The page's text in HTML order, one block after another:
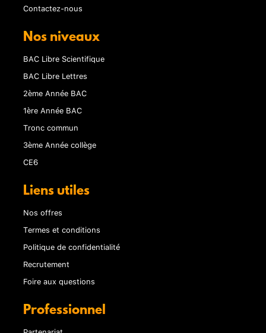
Contactez-nous
Nos niveaux
BAC Libre Scientifique
BAC Libre Lettres
2ème Année BAC
1ère Année BAC
Tronc commun
3ème Année collège
CE6
Liens utiles
Nos offres
Termes et conditions
Politique de confidentialité
Recrutement
Foire aux questions
Professionnel